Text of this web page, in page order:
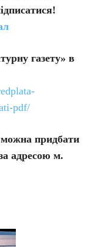
газету» в
pdf/
можна придбати
адресою м.